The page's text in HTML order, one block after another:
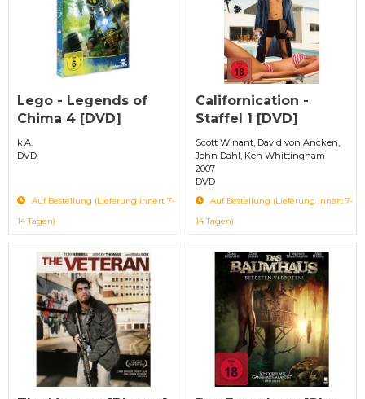
Lego - Legends of
Chima 4 [DVD]
k.A.
DVD
Auf Bestellung (Lieferung innert 7-
14 Tagen)
Californication -
Staffel 1 [DVD]
Scott Winant, David von Ancken,
John Dahl, Ken Whittingham
2007
DVD
Auf Bestellung (Lieferung innert 7-
14 Tagen)